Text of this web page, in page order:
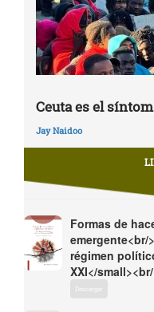
Ceuta es el
Jay Naidoo
Formas de
emergente<br/
régimen
XXI</
Descargar